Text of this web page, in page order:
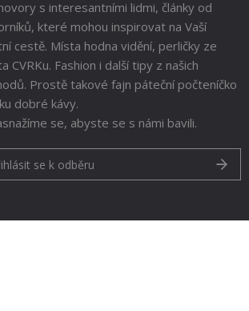
s interesantními lidmi, články od
které mohou inspirovat na Vaší
cestě. Místa hodna vidění, perličky ze
CVRKu. Fashion i další tipy z našich
Prostě takové fajn páteční počteníčko
dobré kávy.
se, abyste se s námi bavili.
se k odběru